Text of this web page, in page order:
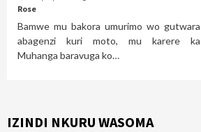
Rose
Bamwe mu bakora umurimo wo gutwara
abagenzi kuri moto, mu karere ka
Muhanga baravuga ko…
IZINDI NKURU WASOMA